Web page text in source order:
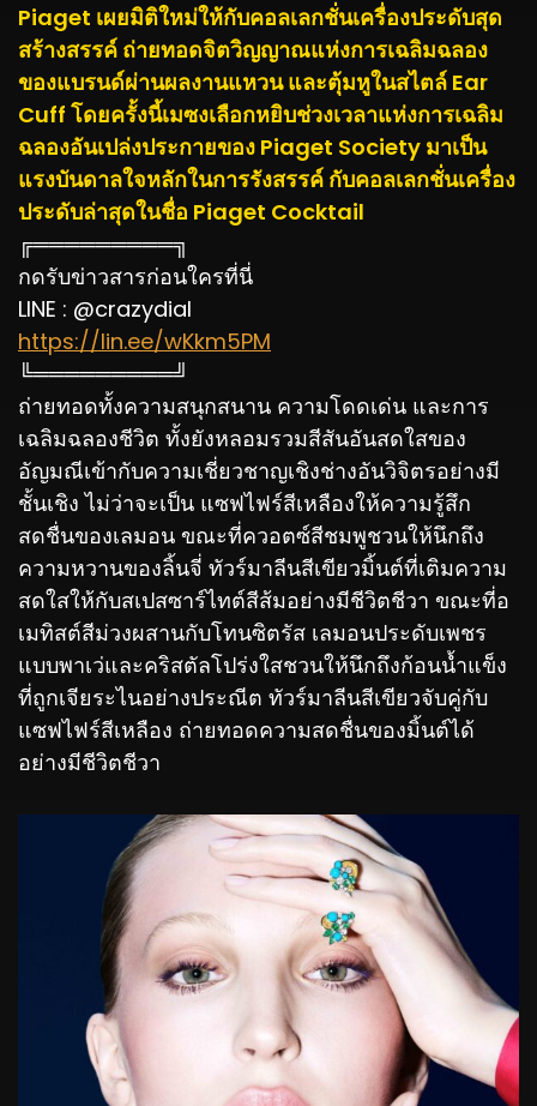
Piaget เผยมิติใหม่ให้กับคอลเลกชั่นเครื่องประดับสุด
สร้างสรรค์ ถ่ายทอดจิตวิญญาณแห่งการเฉลิมฉลอง
ของแบรนด์ผ่านผลงานแหวน และตุ้มหูในสไตล์ Ear
Cuff โดยครั้งนี้เมซงเลือกหยิบช่วงเวลาแห่งการเฉลิม
ฉลองอันเปล่งประกายของ Piaget Society มาเป็น
แรงบันดาลใจหลักในการรังสรรค์ กับคอลเลกชั่นเครื่อง
ประดับล่าสุดในชื่อ Piaget Cocktail
╔═════════╗
กดรับข่าวสารก่อนใครที่นี่
LINE : @crazydial
https://lin.ee/wKkm5PM
╚═════════╝
ถ่ายทอดทั้งความสนุกสนาน ความโดดเด่น และการ
เฉลิมฉลองชีวิต ทั้งยังหลอมรวมสีสันอันสดใสของ
อัญมณีเข้ากับความเชี่ยวชาญเชิงช่างอันวิจิตรอย่างมี
ชั้นเชิง ไม่ว่าจะเป็น แซฟไฟร์สีเหลืองให้ความรู้สึก
สดชื่นของเลมอน ขณะที่ควอตซ์สีชมพูชวนให้นึกถึง
ความหวานของลิ้นจี่ ทัวร์มาลีนสีเขียวมิ้นต์ที่เติมความ
สดใสให้กับสเปสซาร์ไทต์สีส้มอย่างมีชีวิตชีวา ขณะที่อ
เมทิสต์สีม่วงผสานกับโทนซิตรัส เลมอนประดับเพชร
แบบพาเว่และคริสตัลโปร่งใสชวนให้นึกถึงก้อนน้ำแข็ง
ที่ถูกเจียระไนอย่างประณีต ทัวร์มาลีนสีเขียวจับคู่กับ
แซฟไฟร์สีเหลือง ถ่ายทอดความสดชื่นของมิ้นต์ได้
อย่างมีชีวิตชีวา